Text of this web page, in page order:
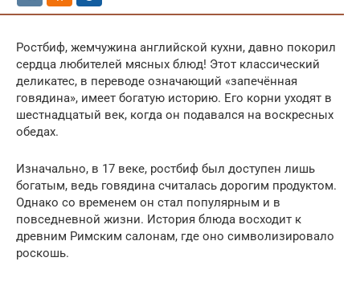
Ростбиф, жемчужина английской кухни, давно покорил
сердца любителей мясных блюд! Этот классический
деликатес, в переводе означающий «запечённая
говядина», имеет богатую историю. Его корни уходят в
шестнадцатый век, когда он подавался на воскресных
обедах.
Изначально, в 17 веке, ростбиф был доступен лишь
богатым, ведь говядина считалась дорогим продуктом.
Однако со временем он стал популярным и в
повседневной жизни. История блюда восходит к
древним Римским салонам, где оно символизировало
роскошь.